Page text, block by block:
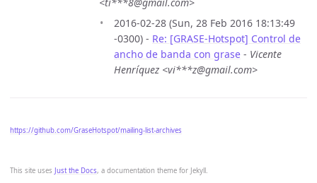
This site uses Just the Docs, a documentation theme for Jekyll.
<ti***8@gmail.com>
2016-02-28 (Sun, 28 Feb 2016 18:13:49
-0300) - Re: [GRASE-Hotspot] Control de
ancho de banda con grase - Vicente
Henríquez <vi***z@gmail.com>
https://github.com/GraseHotspot/mailing-list-archives